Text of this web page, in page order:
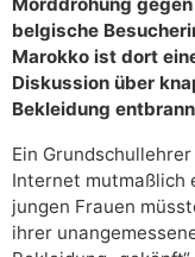
belgische
Marokko ist dort
Diskussion über
Bekleidung
Ein
Internet mutmaßlich
jungen Frauen
ihrer